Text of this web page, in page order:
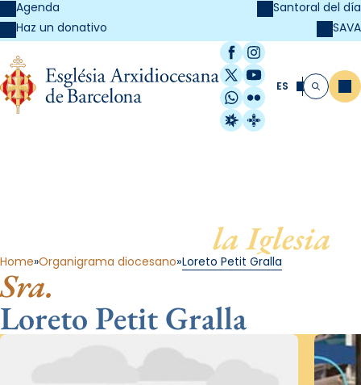
Agenda
Haz un donativo
Santoral del día
SAVA
Facebook
Instagram
X / Twitter
YouTube
WhatsApp
Flickr
Radio Estel
Catalunya
ES Buscar
la Iglesia
Home Organigrama diocesano Loreto Petit Gralla
Sra.
Loreto Petit Gralla